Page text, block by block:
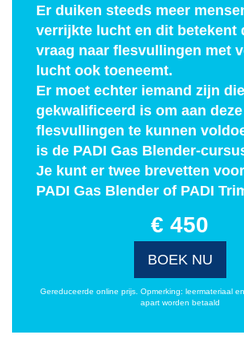
Er duiken steeds meer
verrijkte lucht en dit betekent
vraag naar flesvullingen met
lucht ook toeneemt.
Er moet echter iemand zijn die
gekwalificeerd is om aan
flesvullingen te kunnen
is de PADI Gas Blender-
Je kunt er twee brevetten
PADI Gas Blender of PADI
€ 450
BOEK NU
Gereduceerde online prijs. Opmerking: leermateriaal
apart worden betaald